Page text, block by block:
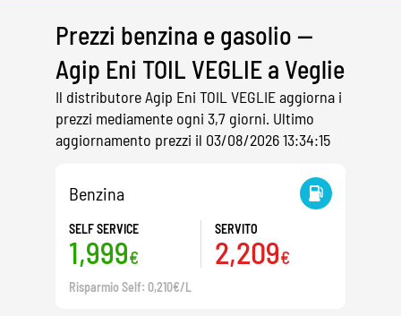
Prezzi benzina e gasolio —
Agip Eni TOIL VEGLIE a Veglie
Il distributore Agip Eni TOIL VEGLIE aggiorna i
prezzi mediamente ogni 3,7 giorni. Ultimo
aggiornamento prezzi il 03/08/2026 13:34:15
Benzina
SELF SERVICE
1,999€
SERVITO
2,209€
Risparmio Self: 0,210€/L